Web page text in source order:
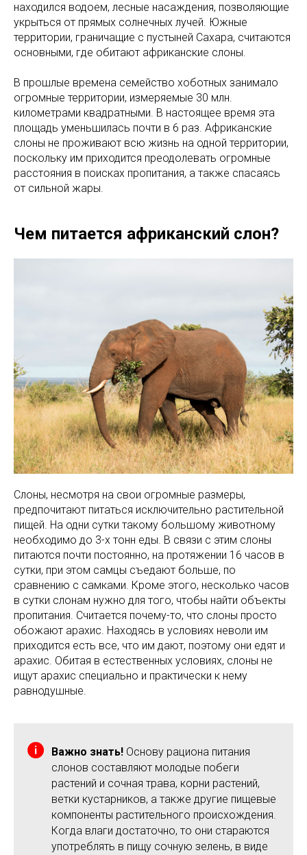
находился водоем, лесные насаждения, позволяющие
укрыться от прямых солнечных лучей. Южные
территории, граничащие с пустыней Сахара, считаются
основными, где обитают африканские слоны.
В прошлые времена семейство хоботных занимало
огромные территории, измеряемые 30 млн.
километрами квадратными. В настоящее время эта
площадь уменьшилась почти в 6 раз. Африканские
слоны не проживают всю жизнь на одной территории,
поскольку им приходится преодолевать огромные
расстояния в поисках пропитания, а также спасаясь
от сильной жары.
Чем питается африканский слон?
Слоны, несмотря на свои огромные размеры,
предпочитают питаться исключительно растительной
пищей. На одни сутки такому большому животному
необходимо до 3-х тонн еды. В связи с этим слоны
питаются почти постоянно, на протяжении 16 часов в
сутки, при этом самцы съедают больше, по
сравнению с самками. Кроме этого, несколько часов
в сутки слонам нужно для того, чтобы найти объекты
пропитания. Считается почему-то, что слоны просто
обожают арахис. Находясь в условиях неволи им
приходится есть все, что им дают, поэтому они едят и
арахис. Обитая в естественных условиях, слоны не
ищут арахис специально и практически к нему
равнодушные.
Важно знать! Основу рациона питания
слонов составляют молодые побеги
растений и сочная трава, корни растений,
ветки кустарников, а также другие пищевые
компоненты растительного происхождения.
Когда влаги достаточно, то они стараются
употреблять в пищу сочную зелень, в виде